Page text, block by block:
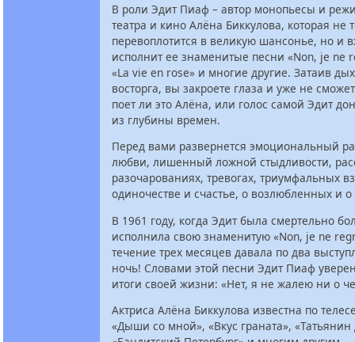
В роли Эдит Пиаф – автор монопьесы и
театра и кино Алёна Биккулова, которая не
перевоплотится в великую шансонье, но и
исполнит ее знаменитые песни «Non, je ne
«La vie en rose» и многие другие. Затаив
восторга, вы закроете глаза и уже не
поет ли это Алёна, или голос самой Эдит
из глубины времен.
Перед вами развернется эмоциональный
любви, лишенный ложной стыдливости,
разочарованиях, тревогах, триумфальных
одиночестве и счастье, о возлюбленных и о
В 1961 году, когда Эдит была смертельно
исполнила свою знаменитую «Non, je ne
течение трех месяцев давала по два
ночь! Словами этой песни Эдит Пиаф
итоги своей жизни: «Нет, я не жалею ни о
Актриса Алёна Биккулова известна по
«Дыши со мной», «Вкус граната», «Татьянин